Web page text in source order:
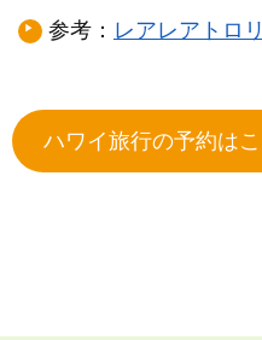
参考： レアレアトロ
ハワイ旅行の予約は